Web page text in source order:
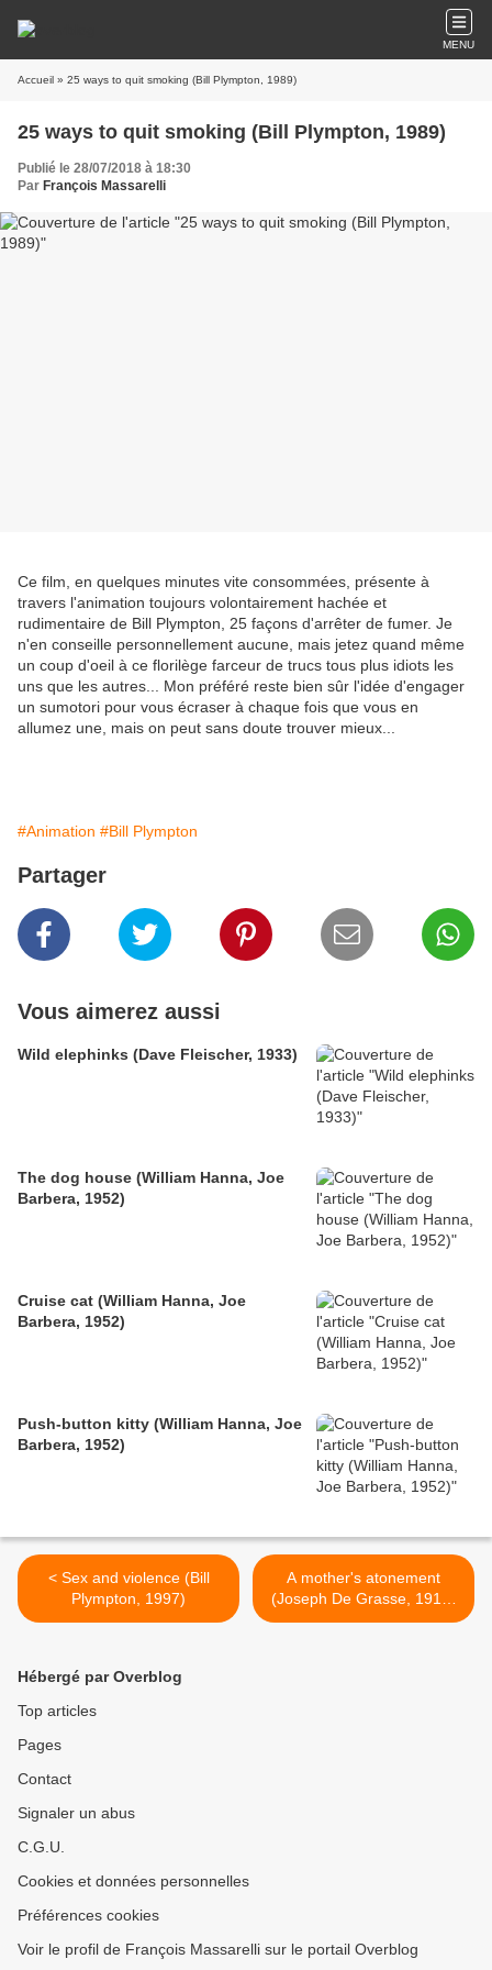
MENU
Accueil » 25 ways to quit smoking (Bill Plympton, 1989)
25 ways to quit smoking (Bill Plympton, 1989)
Publié le 28/07/2018 à 18:30
Par François Massarelli
Ce film, en quelques minutes vite consommées, présente à
travers l'animation toujours volontairement hachée et
rudimentaire de Bill Plympton, 25 façons d'arrêter de fumer. Je
n'en conseille personnellement aucune, mais jetez quand même
un coup d'oeil à ce florilège farceur de trucs tous plus idiots les
uns que les autres... Mon préféré reste bien sûr l'idée d'engager
un sumotori pour vous écraser à chaque fois que vous en
allumez une, mais on peut sans doute trouver mieux...
#Animation #Bill Plympton
Partager
Vous aimerez aussi
Wild elephinks (Dave Fleischer, 1933)
The dog house (William Hanna, Joe
Barbera, 1952)
Cruise cat (William Hanna, Joe
Barbera, 1952)
Push-button kitty (William Hanna, Joe
Barbera, 1952)
< Sex and violence (Bill
Plympton, 1997)
A mother's atonement
(Joseph De Grasse, 1915)
>
Hébergé par Overblog
Top articles
Pages
Contact
Signaler un abus
C.G.U.
Cookies et données personnelles
Préférences cookies
Voir le profil de François Massarelli sur le portail Overblog